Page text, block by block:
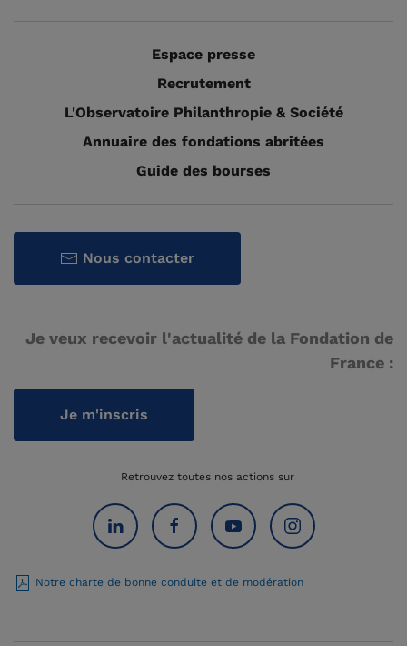
Espace presse
Recrutement
L'Observatoire Philanthropie & Société
Annuaire des fondations abritées
Guide des bourses
Nous contacter
Je veux recevoir l'actualité de la Fondation de
France :
Je m'inscris
Retrouvez toutes nos actions sur
Notre charte de bonne conduite et de modération